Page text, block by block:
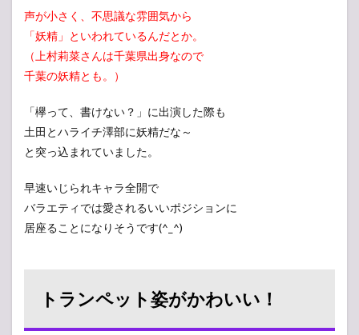
声が小さく、不思議な雰囲気から
「妖精」といわれているんだとか。
（上村莉菜さんは千葉県出身なので
千葉の妖精とも。）
「欅って、書けない？」に出演した際も
土田とハライチ澤部に妖精だな～
と突っ込まれていました。
早速いじられキャラ全開で
バラエティでは愛されるいいポジションに
居座ることになりそうです(^_^)
トランペット姿がかわいい！